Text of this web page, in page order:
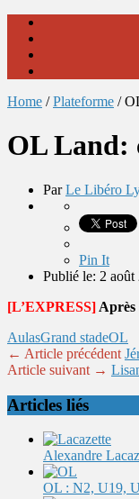
Home /Plateforme /
OL Land:
ParLe Libéro
Pin It
Publié le: 2 août
[L’EXPRESS] Après
AulasGrand stadeOL
← Article précédent
Article suivant →
Articles liés
Alexandre
OL : N2, U19,